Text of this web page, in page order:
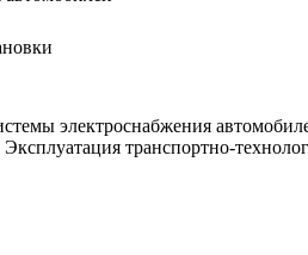
электроснабжения
транспортно-